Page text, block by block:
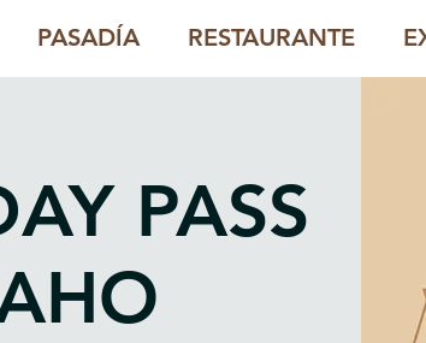
PASADÍA RESTAURANTE
PASS